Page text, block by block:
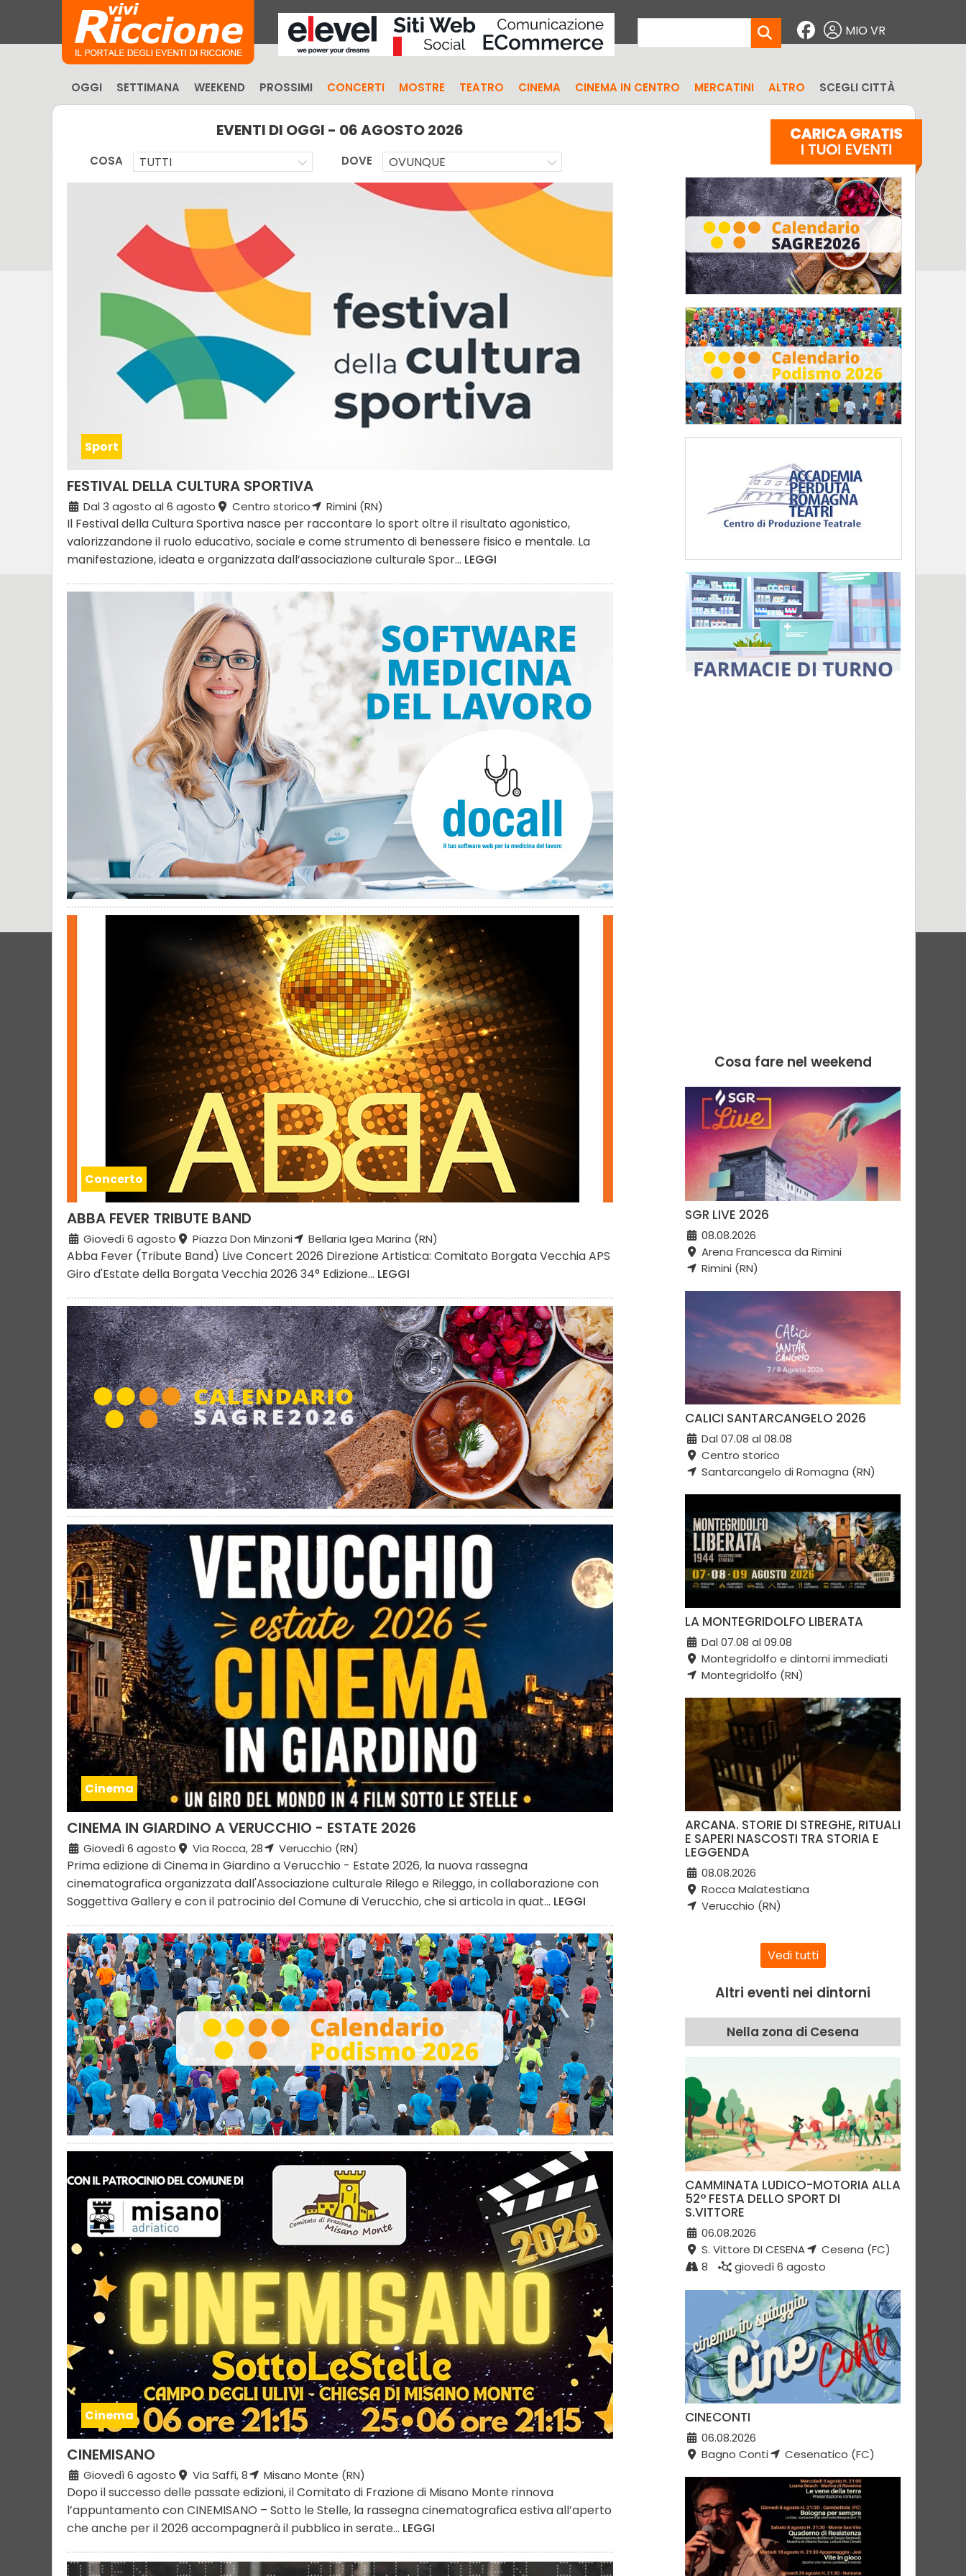
MIO VR
OGGI SETTIMANA WEEKEND PROSSIMI CONCERTI MOSTRE TEATRO CINEMA CINEMA IN CENTRO MERCATINI ALTRO SCEGLI CITTÀ
EVENTI DI OGGI - 06 AGOSTO 2026
COSA TUTTI DOVE OVUNQUE
Sport
FESTIVAL DELLA CULTURA SPORTIVA
Dal 3 agosto al 6 agosto Centro storico Rimini (RN)
Il Festival della Cultura Sportiva nasce per raccontare lo sport oltre il risultato agonistico,
valorizzandone il ruolo educativo, sociale e come strumento di benessere fisico e mentale. La
manifestazione, ideata e organizzata dall’associazione culturale Spor... LEGGI
Concerto
ABBA FEVER TRIBUTE BAND
Giovedì 6 agosto Piazza Don Minzoni Bellaria Igea Marina (RN)
Abba Fever (Tribute Band) Live Concert 2026 Direzione Artistica: Comitato Borgata Vecchia APS
Giro d'Estate della Borgata Vecchia 2026 34° Edizione... LEGGI
Cinema
CINEMA IN GIARDINO A VERUCCHIO - ESTATE 2026
Giovedì 6 agosto Via Rocca, 28 Verucchio (RN)
Prima edizione di Cinema in Giardino a Verucchio - Estate 2026, la nuova rassegna
cinematografica organizzata dall'Associazione culturale Rilego e Rileggo, in collaborazione con
Soggettiva Gallery e con il patrocinio del Comune di Verucchio, che si articola in quat... LEGGI
Cinema
CINEMISANO
Giovedì 6 agosto Via Saffi, 8 Misano Monte (RN)
Dopo il successo delle passate edizioni, il Comitato di Frazione di Misano Monte rinnova
l’appuntamento con CINEMISANO – Sotto le Stelle, la rassegna cinematografica estiva all’aperto
che anche per il 2026 accompagnerà il pubblico in serate... LEGGI
Cosa fare nel weekend
SGR LIVE 2026
08.08.2026
Arena Francesca da Rimini
Rimini (RN)
CALICI SANTARCANGELO 2026
Dal 07.08 al 08.08
Centro storico
Santarcangelo di Romagna (RN)
LA MONTEGRIDOLFO LIBERATA
Dal 07.08 al 09.08
Montegridolfo e dintorni immediati
Montegridolfo (RN)
ARCANA. STORIE DI STREGHE, RITUALI
E SAPERI NASCOSTI TRA STORIA E
LEGGENDA
08.08.2026
Rocca Malatestiana
Verucchio (RN)
Vedi tutti
Altri eventi nei dintorni
Nella zona di Cesena
CAMMINATA LUDICO-MOTORIA ALLA
52° FESTA DELLO SPORT DI
S.VITTORE
06.08.2026
S. Vittore DI CESENA
Cesena (FC)
8
giovedì 6 agosto
CINECONTI
06.08.2026
Bagno Conti
Cesenatico (FC)